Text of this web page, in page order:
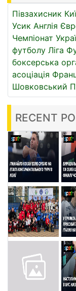
Півзахисник
Усик Англія
Чемпіонат
футболу Ліга
боксерська
асоціація
Шовковський
RECENT